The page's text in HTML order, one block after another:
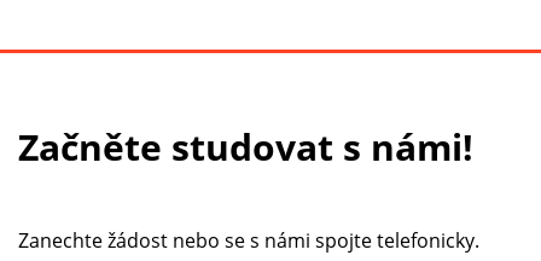
Začněte studovat s námi!
Zanechte žádost nebo se s námi spojte telefonicky.